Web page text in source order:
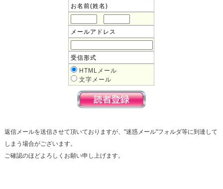
お名前(姓名)
メールアドレス
受信形式
HTMLメール
文字メール
返信メールを送信させて頂いておりますが、"迷惑メール"フォルダ等に到達して
しまう場合がございます。
ご確認のほどよろしくお願い申し上げます。